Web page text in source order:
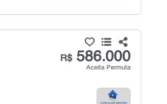
R$586.000
Aceita Permuta